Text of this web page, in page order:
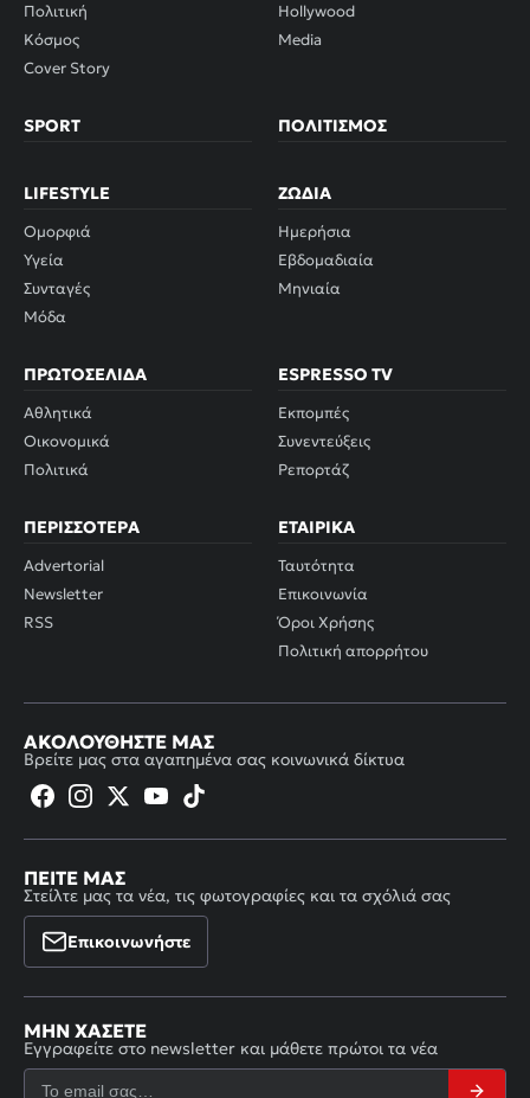
Πολιτική
Κόσμος
Cover Story
Hollywood
Media
SPORT ΠΟΛΙΤΙΣΜΌΣ
LIFESTYLE
Ομορφιά
Υγεία
Συνταγές
Μόδα
ΖΏΔΙΑ
Ημερήσια
Εβδομαδιαία
Μηνιαία
ΠΡΩΤΟΣΈΛΙΔΑ
Αθλητικά
Οικονομικά
Πολιτικά
ESPRESSO TV
Εκπομπές
Συνεντεύξεις
Ρεπορτάζ
ΠΕΡΙΣΣΌΤΕΡΑ
Advertorial
Newsletter
RSS
ΕΤΑΙΡΙΚΆ
Ταυτότητα
Επικοινωνία
Όροι Χρήσης
Πολιτική απορρήτου
ΑΚΟΛΟΥΘΉΣΤΕ ΜΑΣ
Βρείτε μας στα αγαπημένα σας κοινωνικά δίκτυα
ΠΕΊΤΕ ΜΑΣ
Στείλτε μας τα νέα, τις φωτογραφίες και τα σχόλιά σας
Επικοινωνήστε
ΜΗΝ ΧΆΣΕΤΕ
Εγγραφείτε στο newsletter και μάθετε πρώτοι τα νέα